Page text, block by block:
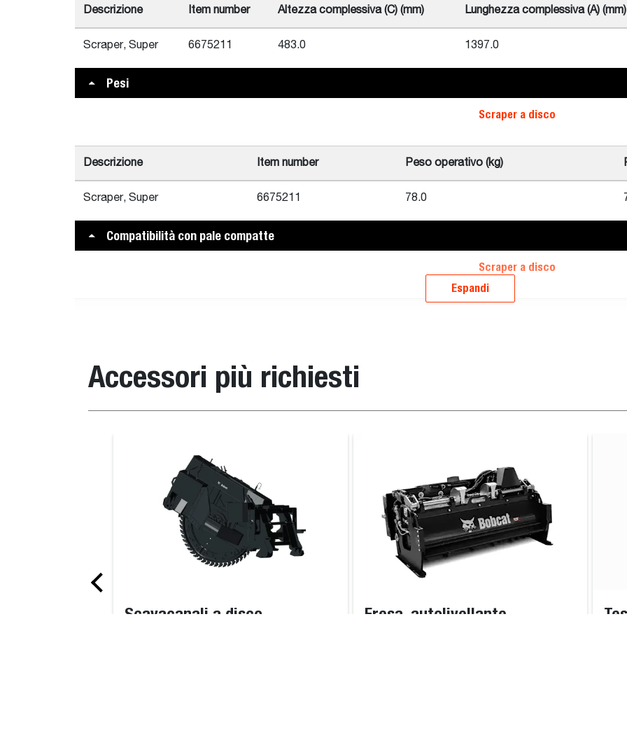
Descrizione Item number Altezza complessiva (C) (mm) Lunghezza complessiva (A) (mm)
Scraper, Super 6675211 483.0 1397.0
Pesi
Scraper a disco
Descrizione Item number Peso operativo (kg)
Scraper, Super 6675211 78.0
Compatibilità con pale compatte
Scraper a disco
Scraper,
Super
6675211
T450E V, T590E V, T66, T76, T770E T3, T770B T3, S100E, S450B T2, S450 V,
V, S550B iT4, S550E V, S570B iT4, S590B iT4, S590E V, S66, S630E iT4,
Espandi
Accessori più richiesti
Scavacanali a disco Fresa, autolivellante